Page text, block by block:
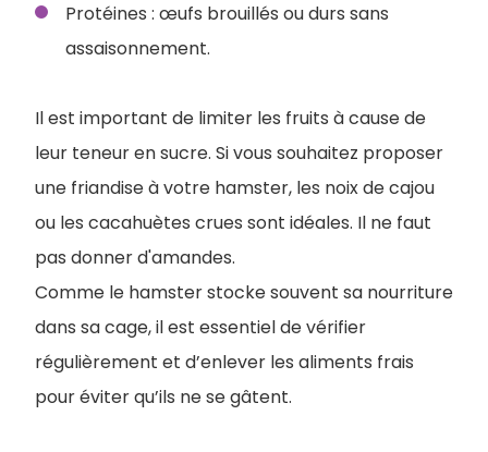
Protéines : œufs brouillés ou durs sans
assaisonnement.
Il est important de limiter les fruits à cause de
leur teneur en sucre. Si vous souhaitez proposer
une friandise à votre hamster, les noix de cajou
ou les cacahuètes crues sont idéales. Il ne faut
pas donner d'amandes.
Comme le hamster stocke souvent sa nourriture
dans sa cage, il est essentiel de vérifier
régulièrement et d’enlever les aliments frais
pour éviter qu’ils ne se gâtent.